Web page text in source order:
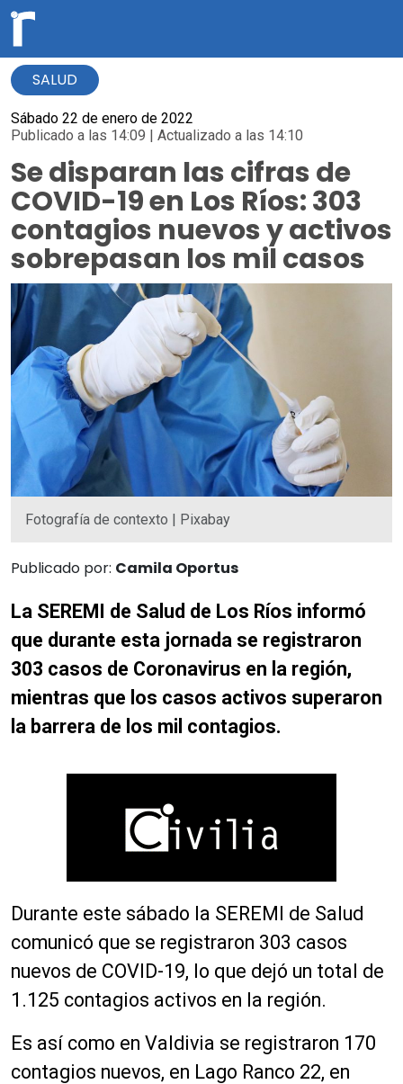
SALUD
Sábado 22 de enero de 2022
Publicado a las 14:09 | Actualizado a las 14:10
Se disparan las cifras de
COVID-19 en Los Ríos: 303
contagios nuevos y activos
sobrepasan los mil casos
Fotografía de contexto | Pixabay
Publicado por: Camila Oportus
La SEREMI de Salud de Los Ríos informó
que durante esta jornada se registraron
303 casos de Coronavirus en la región,
mientras que los casos activos superaron
la barrera de los mil contagios.
Durante este sábado la SEREMI de Salud
comunicó que se registraron 303 casos
nuevos de COVID-19, lo que dejó un total de
1.125 contagios activos en la región.
Es así como en Valdivia se registraron 170
contagios nuevos, en Lago Ranco 22, en